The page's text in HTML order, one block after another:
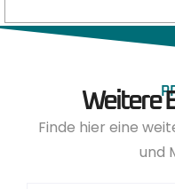
Weitere
Finde hier eine
und